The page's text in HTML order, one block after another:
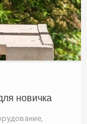
новичка